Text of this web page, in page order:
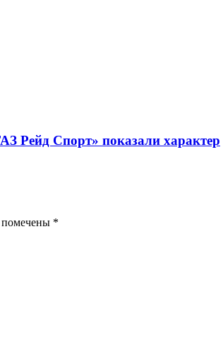
Рейд Спорт» показали характер
помечены *